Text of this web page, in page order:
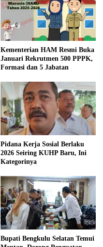
Kementerian HAM Resmi Buka
Januari Rekrutmen 500 PPPK,
Formasi dan 5 Jabatan
Pidana Kerja Sosial Berlaku
2026 Seiring KUHP Baru, Ini
Kategorinya
Bupati Bengkulu Selatan Temui